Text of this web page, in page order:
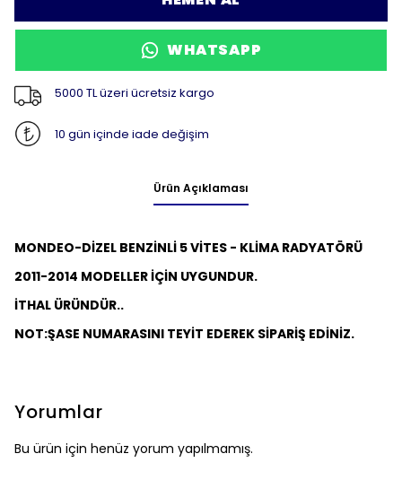
WHATSAPP
5000 TL üzeri ücretsiz kargo
10 gün içinde iade değişim
Ürün Açıklaması
MONDEO-DİZEL BENZİNLİ 5 VİTES - KLİMA RADYATÖRÜ
2011-2014 MODELLER İÇİN UYGUNDUR.
İTHAL ÜRÜNDÜR..
NOT:ŞASE NUMARASINI TEYİT EDEREK SİPARİŞ EDİNİZ.
Yorumlar
Bu ürün için henüz yorum yapılmamış.